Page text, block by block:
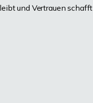
und Vertrauen schafft